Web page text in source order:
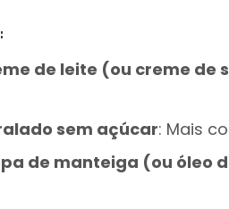
de leite (ou creme de
sem açúcar: Mais
de manteiga (ou óleo